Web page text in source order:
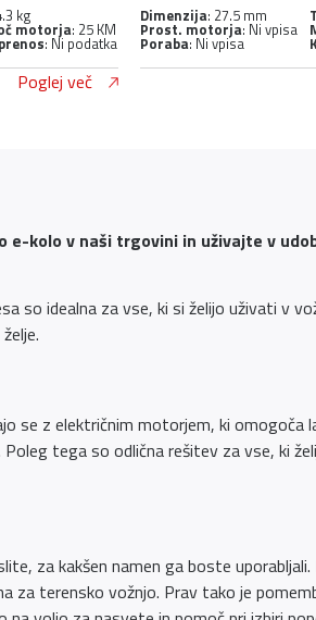
kg
motorja: 25 KM
: Ni podatka
Poglej več
Dimenzija: 27.5 mm
Prost. motorja: Ni vpisa
Poraba: Ni vpisa
e-kolo v naši trgovini in uživajte v
so idealna za vse, ki si želijo uživati v
se z električnim motorjem, ki omogoča
tega so odlična rešitev za vse, ki
za kakšen namen ga boste
za terensko vožnjo. Prav tako je